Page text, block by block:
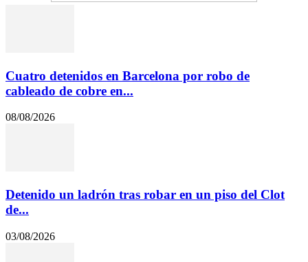
Cuatro detenidos en Barcelona por robo de
cableado de cobre en...
08/08/2026
Detenido un ladrón tras robar en un piso del Clot
de...
03/08/2026